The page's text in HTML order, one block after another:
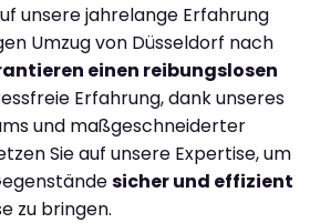
unsere jahrelange Erfahrung
Umzug von Düsseldorf nach
einen reibungslosen
Erfahrung, dank unseres
und maßgeschneiderter
Sie auf unsere Expertise, um
sicher und effizient
zu bringen.